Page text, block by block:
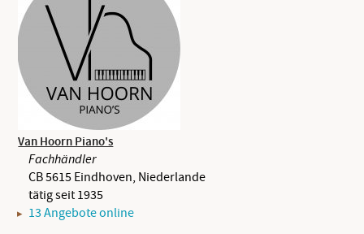
Van Hoorn Piano's
Fachhändler
CB 5615 Eindhoven, Niederlande
tätig seit 1935
13 Angebote online